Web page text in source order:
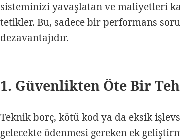
sisteminizi yavaşlatan ve maliyetleri
tetikler. Bu, sadece bir performans
dezavantajıdır.
1. Güvenlikten Öte Bir
Teknik borç, kötü kod ya da eksik
gelecekte ödenmesi gereken ek